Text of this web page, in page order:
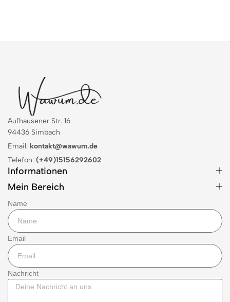
Aufhausener Str. 16
94436 Simbach
Email: kontakt@wawum.de
Telefon: (+49)15156292602
Informationen
Mein Bereich
Name
Email
Nachricht